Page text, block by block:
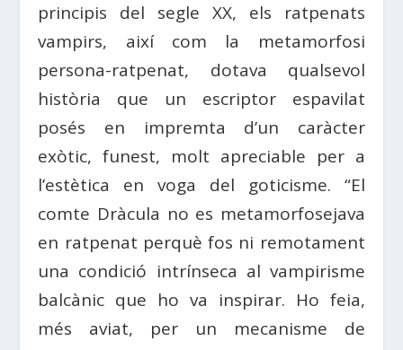
principis del segle XX, els ratpenats
vampirs, així com la metamorfosi
persona-ratpenat, dotava qualsevol
història que un escriptor espavilat
posés en impremta d’un caràcter
exòtic, funest, molt apreciable per a
l’estètica en voga del goticisme. “El
comte Dràcula no es metamorfosejava
en ratpenat perquè fos ni remotament
una condició intrínseca al vampirisme
balcànic que ho va inspirar. Ho feia,
més aviat, per un mecanisme de